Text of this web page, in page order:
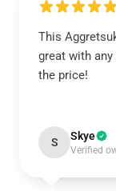
This
great with
the price!
S Skye
Verified